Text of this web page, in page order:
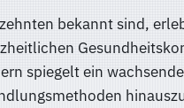
bekannt sind,
spiegelt ein